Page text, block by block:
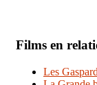
Films en
Les